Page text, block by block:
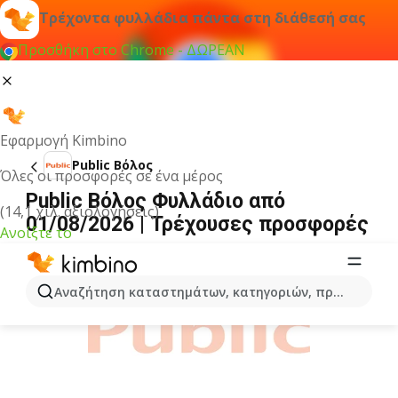
Τρέχοντα φυλλάδια πάντα στη διάθεσή σας
Προσθήκη στο Chrome - ΔΩΡΕΑΝ
Εφαρμογή Kimbino
Όλες οι προσφορές σε ένα μέρος
(14,1 χιλ. αξιολογήσεις)
Ανοίξτε το
Αναζήτηση καταστημάτων, κατηγοριών, προϊόντων...
Public Βόλος
Public Βόλος Φυλλάδιο από
01/08/2026 | Τρέχουσες προσφορές